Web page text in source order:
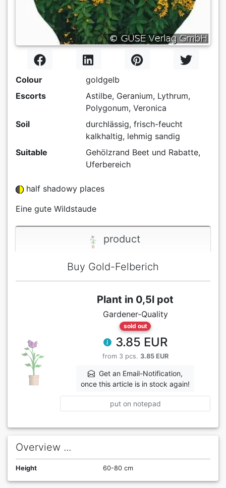
Colour
goldgelb
Escorts
Astilbe, Geranium, Lythrum,
Polygonum, Veronica
Soil
durchlässig, frisch-feucht
kalkhaltig, lehmig sandig
Suitable
Gehölzrand Beet und Rabatte,
Uferbereich
half shadowy places
Eine gute Wildstaude
product
Buy Gold-Felberich
Plant in 0,5l pot
Gardener-Quality
sold out
3.85 EUR
from 3 pcs. 3.85 EUR
Get an Email-Notification,
once this article is in stock again!
put on notepad
Overview ...
Height 60-80 cm